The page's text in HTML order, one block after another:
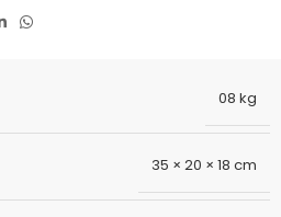
08 kg
35 × 20 × 18 cm